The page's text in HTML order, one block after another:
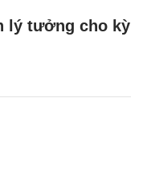
lý tưởng cho kỳ